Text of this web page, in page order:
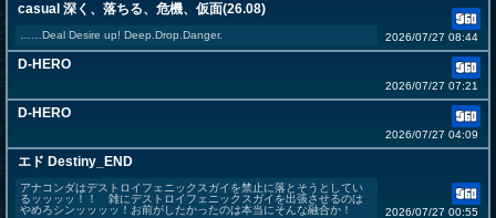
casual 深く、落ちる、危機、仮面(26.08)
……Deal Desire up! Deep.Drop.Danger. 2026/07/27 08:44
D-HERO
2026/07/27 07:21
D-HERO
2026/07/27 04:09
エド Destiny_END
アナコンダはデストロイフェニックスガイを禁止に落とそうとしてい
るッッッッ！！ 雑にデストロイフェニックスガイを出張させるのは
やめろシンッッッッ！お前がしたかったのは本当にそんな融合か！
2026/07/27 00:55